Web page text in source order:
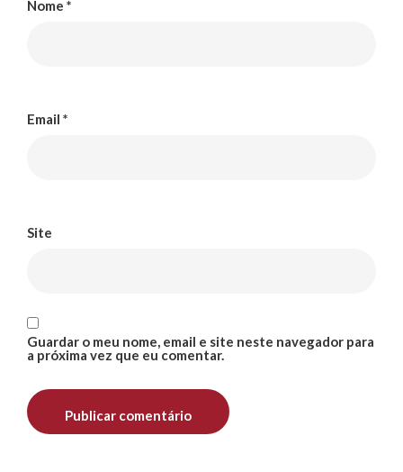
Nome *
Email *
Site
Guardar o meu nome, email e site neste navegador para
a próxima vez que eu comentar.